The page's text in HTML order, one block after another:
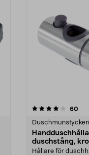
60
duschstång,
Hållare för
4.5 av 5